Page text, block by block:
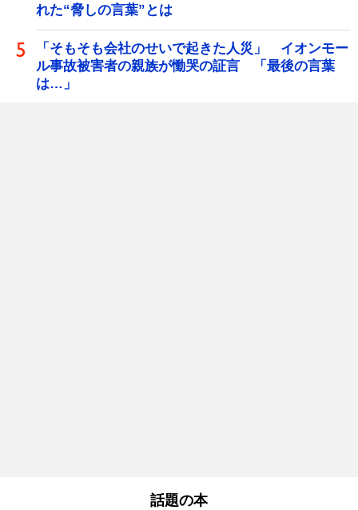
れた“脅しの言葉”とは
「そもそも会社のせいで起きた人災」 イオンモー
ル事故被害者の親族が慟哭の証言 「最後の言葉
は…」
話題の本